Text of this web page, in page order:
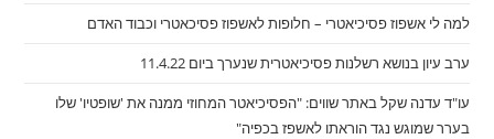
פסיכיאטריים
ומנהלים
אחריות
למה לי אשפוז פסיכיאטרי – חלופות לאשפוז פסיכאטרי וכבוד האדם
ערב עיון בנושא רשלנות פסיכיאטרית שנערך ביום 11.4.22
עו"ד עדנה שקל באתר שווים: "הפסיכיאטר המחוזי ממנה את 'שופטיו' שלו
בערר שמוגש נגד הוראתו לאשפז בכפיה"